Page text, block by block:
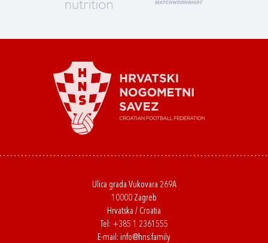
Ulica grada Vukovara 269A
10000 Zagreb
Hrvatska / Croatia
Tel: +385 1 2361555
E-mail: info@hns.family